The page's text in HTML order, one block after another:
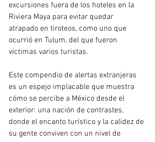
excursiones fuera de los hoteles en la
Riviera Maya para evitar quedar
atrapado en tiroteos, como uno que
ocurrió en Tulum, del que fueron
víctimas varios turistas.
Este compendio de alertas extranjeras
es un espejo implacable que muestra
cómo se percibe a México desde el
exterior: una nación de contrastes,
donde el encanto turístico y la calidez de
su gente conviven con un nivel de